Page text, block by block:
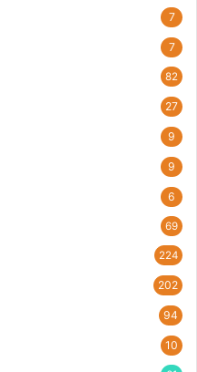
7
7
82
27
9
9
6
69
224
202
94
10